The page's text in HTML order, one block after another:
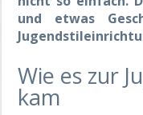
und etwas
Wie es zur
kam